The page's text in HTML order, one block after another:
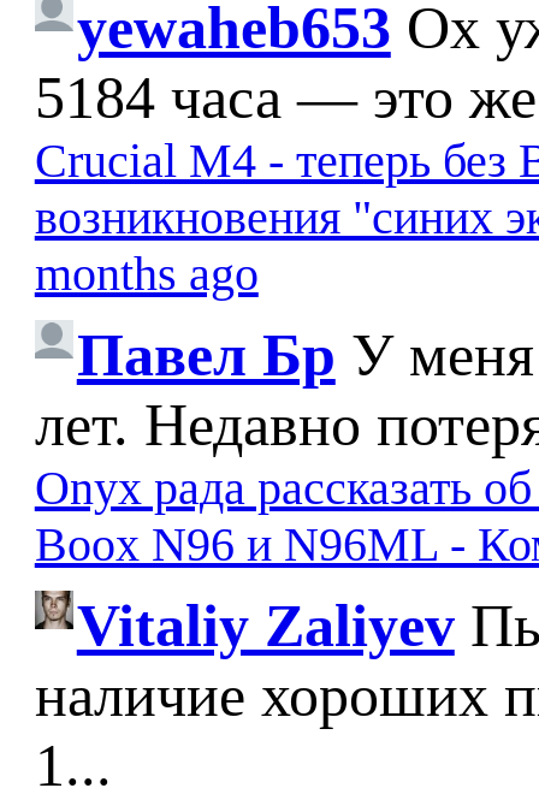
yewaheb653 Ох
5184 часа — это
Crucial M4 - теперь без
возникновения "синих
months ago
Павел Бр У меня
лет. Недавно
Onyx рада рассказать
Boox N96 и N96ML -
Vitaliy Zaliyev
наличие хороших
1...